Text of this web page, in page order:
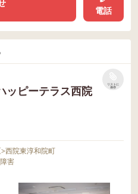
電話
ッピーテラス西院
リストに
保存
>西院東淳和院町
害